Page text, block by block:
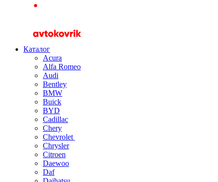
Каталог
Acura
Alfa Romeo
Audi
Bentley
BMW
Buick
BYD
Cadillac
Chery
Chevrolet
Chrysler
Citroen
Daewoo
Daf